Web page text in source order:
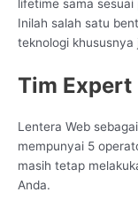
lifetime sama
Inilah salah satu
teknologi
Tim Expert
Lentera Web sebagai
mempunyai 5
masih tetap
Anda.